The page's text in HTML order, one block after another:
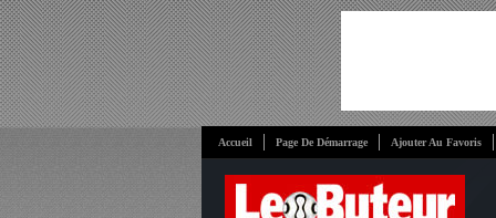
Accueil Page De Démarrage Ajouter Au Favoris